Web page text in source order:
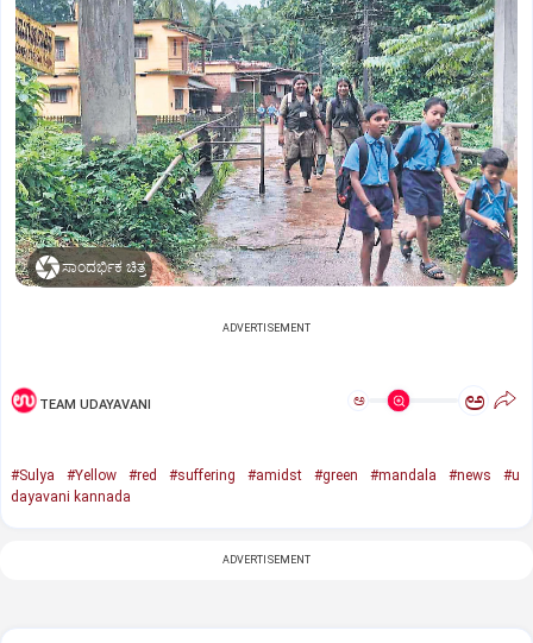
ಸಾಂದರ್ಭಿಕ ಚಿತ್ರ
ADVERTISEMENT
TEAM UDAYAVANI ಅ ಅ
#Sulya #Yellow #red #suffering #amidst #green #mandala #news
#u
dayavani kannada
ADVERTISEMENT